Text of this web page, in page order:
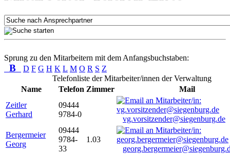
Sprung zu den Mitarbeitern mit dem Anfangsbuchstaben:
B D F G H K L M O R S Z
Telefonliste der Mitarbeiter/innen der Verwaltung
Name
Telefon Zimmer
Mail
Zeitler
Gerhard
09444
9784-0
vg.vorsitzender@siegenburg.de
Bergermeier
Georg
09444
9784-
33
1.03